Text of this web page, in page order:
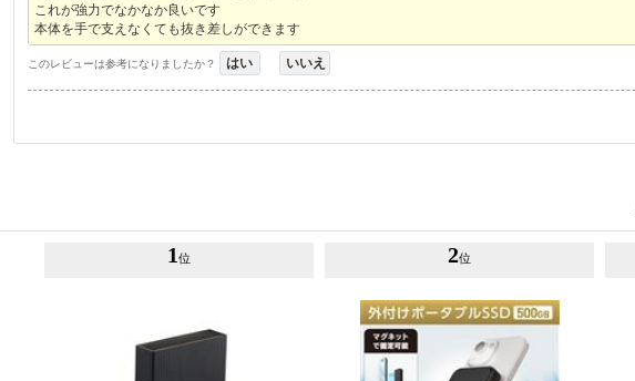
これが強力でなかなか良いです
本体を手で支えなくても抜き差しができます
このレビューは参考になりましたか？ はい いいえ
1 位 2位